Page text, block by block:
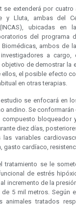
se extenderá por
y Lluta, ambas del
ubicadas en
del programa
ambos de la
a cargo,
de demostrar la
ellos, el posible efecto
en otras terapias.
se enfocará en
andino. Se
compuesto bloqueador
diez días,
variables
gasto cardíaco,
tratamiento se le
de estrés
incremento de la
5 mil metros. Según
animales tratados